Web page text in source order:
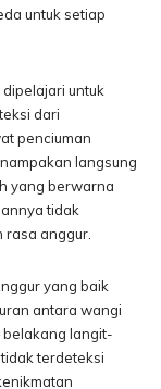
untuk setiap
untuk
dari
penciuman
langsung
yang berwarna
tidak
rasa anggur.
yang baik
antara wangi
langit-
terdeteksi